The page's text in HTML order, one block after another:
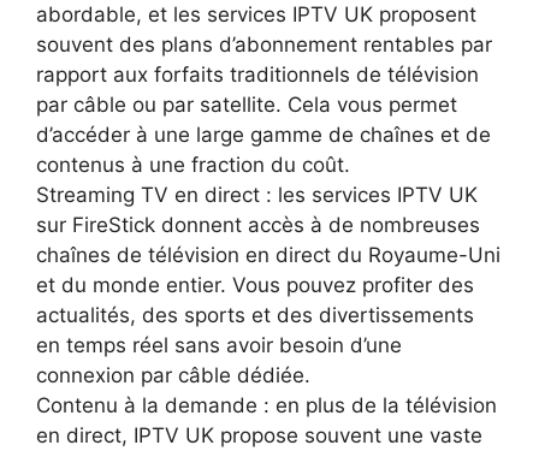
abordable, et les services IPTV UK proposent
souvent des plans d’abonnement rentables par
rapport aux forfaits traditionnels de télévision
par câble ou par satellite. Cela vous permet
d’accéder à une large gamme de chaînes et de
contenus à une fraction du coût.
Streaming TV en direct : les services IPTV UK
sur FireStick donnent accès à de nombreuses
chaînes de télévision en direct du Royaume-Uni
et du monde entier. Vous pouvez profiter des
actualités, des sports et des divertissements
en temps réel sans avoir besoin d’une
connexion par câble dédiée.
Contenu à la demande : en plus de la télévision
en direct, IPTV UK propose souvent une vaste